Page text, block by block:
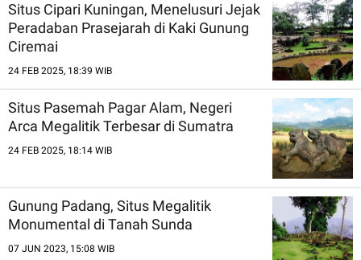
Situs Cipari Kuningan, Menelusuri Jejak
Peradaban Prasejarah di Kaki Gunung
Ciremai
24 FEB 2025, 18:39 WIB
Situs Pasemah Pagar Alam, Negeri
Arca Megalitik Terbesar di Sumatra
24 FEB 2025, 18:14 WIB
Gunung Padang, Situs Megalitik
Monumental di Tanah Sunda
07 JUN 2023, 15:08 WIB